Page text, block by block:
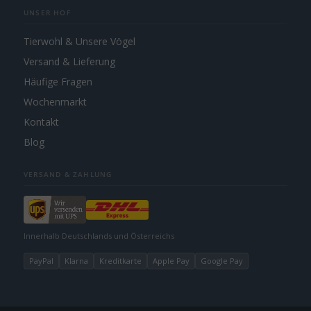
UNSER HOF
Tierwohl & Unsere Vögel
Versand & Lieferung
Häufige Fragen
Wochenmarkt
Kontakt
Blog
VERSAND & ZAHLUNG
Innerhalb Deutschlands und Österreichs
PayPal Klarna Kreditkarte Apple Pay Google Pay